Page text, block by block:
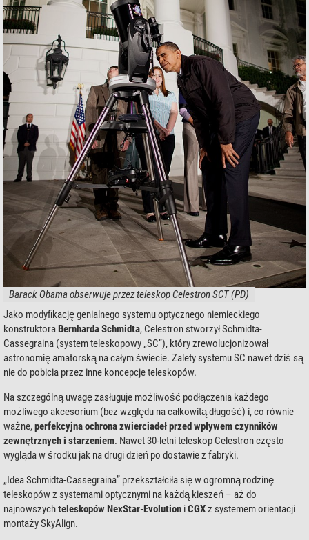
Barack Obama obserwuje przez teleskop Celestron SCT (PD)
Jako modyfikację genialnego systemu optycznego niemieckiego
konstruktoraBernharda Schmidta, Celestron stworzył Schmidta-
Cassegraina (system teleskopowy „SC”), który zrewolucjonizował
astronomię amatorską na całym świecie. Zalety systemu SC nawet dziś są
nie do pobicia przez inne koncepcje teleskopów.
Na szczególną uwagę zasługuje możliwość podłączenia każdego
możliwego akcesorium (bez względu na całkowitą długość) i, co równie
ważne,perfekcyjna ochrona zwierciadeł przed wpływem czynników
zewnętrznych i starzeniem. Nawet 30-letni teleskop Celestron często
wygląda w środku jak na drugi dzień po dostawie z fabryki.
„Idea Schmidta-Cassegraina” przekształciła się w ogromną rodzinę
teleskopów z systemami optycznymi na każdą kieszeń – aż do
najnowszychteleskopów NexStar-Evolution iCGXz systemem orientacji
montaży SkyAlign.